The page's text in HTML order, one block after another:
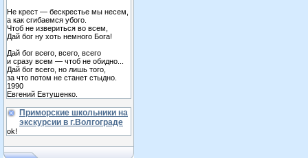
Не крест — бескрестье мы несем,
а как сгибаемся убого.
Чтоб не извериться во всем,
Дай бог ну хоть немного Бога!
Дай бог всего, всего, всего
и сразу всем — чтоб не обидно...
Дай бог всего, но лишь того,
за что потом не станет стыдно.
1990
Евгений Евтушенко.
Приморские школьники на
экскурсии в г.Волгограде
ok!